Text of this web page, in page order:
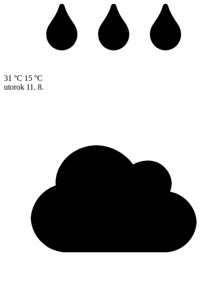
31 °C 15 °C
utorok 11. 8.